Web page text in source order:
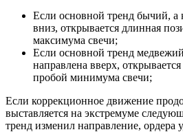
Если основной тренд бычий, а
вниз, открывается длинная
максимума свечи;
Если основной тренд
направлена вверх,
пробой минимума свечи;
Если коррекционное движение
выставляется на экстремуме
тренд изменил направление, ордера